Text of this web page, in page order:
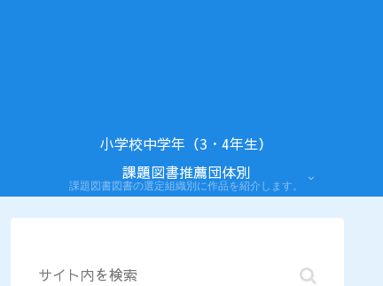
小学校中学年（3・4年生）
課題図書推薦団体別
課題図書図書の選定組織別に作品を紹介します。